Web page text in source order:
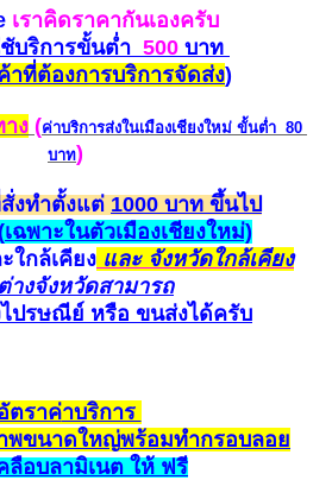
เราคิดราคากันเองครับ
บริการขั้นต่ำ 500 บาท
าที่ต้องการบริการจัดส่ง)
ง (ค่าบริการส่งในเมืองเชียงใหม่ ขั้นต่ำ 80
บาท)
งทำตั้งแต่ 1000 บาท ขึ้นไป
เฉพาะในตัวเมืองเชียงใหม่)
ใกล้เคียง และ จังหวัดใกล้เคียง
างจังหวัดสามารถ
ไปรษณีย์ หรือ ขนส่งได้ครับ
ตราค่าบริการ
พขนาดใหญ่พร้อมทำกรอบลอย
ลือบลามิเนต ให้ ฟรี